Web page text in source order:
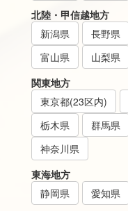
北陸・甲信越地方
新潟県
長野県
富山県
山梨県
関東地方
東京都(23区内)
栃木県
群馬県
神奈川県
東海地方
静岡県
愛知県